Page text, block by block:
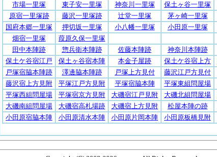
市場一里塚 東子安一里塚 神奈川一里塚 保土ヶ谷一里塚
原宿一里塚跡
藤沢一里塚跡 辻堂一里塚 茅ヶ崎一里塚
国府本郷一里塚
押切坂一里塚 小八幡一里塚 小田原一里塚
畑宿一里塚
葭原久保一里塚
田中本陣跡
惣兵衛本陣跡 佐藤本陣跡 神奈川本陣跡
保土ケ谷宿江戸
保土ヶ谷宿本陣 本金子屋跡 保土ケ谷宿上方
戸塚宿脇本陣跡
澤邊脇本陣跡 戸塚上方見付 藤沢江戸方見付
藤沢宿上方見附
平塚江戸方見附 平塚宿脇本陣 平塚東組問屋場
平塚西組問屋場
平塚宿京方見附 大磯宿江戸見附 大磯北組問屋場
大磯南組問屋場
大磯宿高札場跡 大磯宿上方見附 松屋本陣の跡
小田原宿脇本陣
小田原清水本陣 小田原片岡本陣 小田原板橋見附